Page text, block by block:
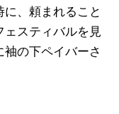
、頼まれること
ェスティバルを見
の下ペイバーさ